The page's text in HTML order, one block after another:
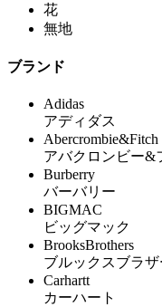
花
無地
ブランド
Adidas
アディダス
Abercrombie&Fitch
アバクロンビー&
Burberry
バーバリー
BIGMAC
ビッグマック
BrooksBrothers
ブルックスブラ
Carhartt
カーハート